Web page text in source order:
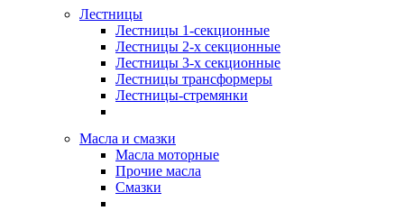
Лестницы
Лестницы 1-секционные
Лестницы 2-х секционные
Лестницы 3-х секционные
Лестницы трансформеры
Лестницы-стремянки
Масла и смазки
Масла моторные
Прочие масла
Смазки